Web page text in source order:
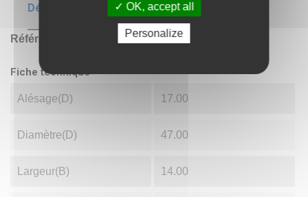
Détails du produit
Référence
Fiche technique
Alésage(d) 17.00
Diamètre(D) 47.00
Largeur(B) 14.00
OK, accept all
Personalize